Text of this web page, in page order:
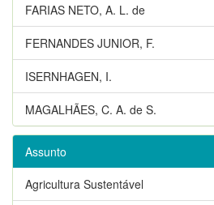
FARIAS NETO, A. L. de
FERNANDES JUNIOR, F.
ISERNHAGEN, I.
MAGALHÃES, C. A. de S.
Assunto
Agricultura Sustentável